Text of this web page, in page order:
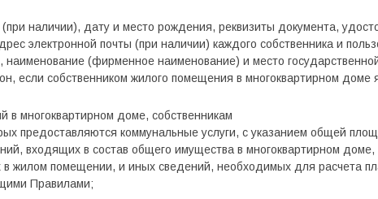
наличии), дату и место рождения, реквизиты документа,
электронной почты (при наличии) каждого собственника и
наименование (фирменное наименование) и место
если собственником жилого помещения в многоквартирном доме
многоквартирном доме, собственникам
предоставляются коммунальные услуги, с указанием общей
входящих в состав общего имущества в многоквартирном доме,
жилом помещении, и иных сведений, необходимых для расчета
Правилами;